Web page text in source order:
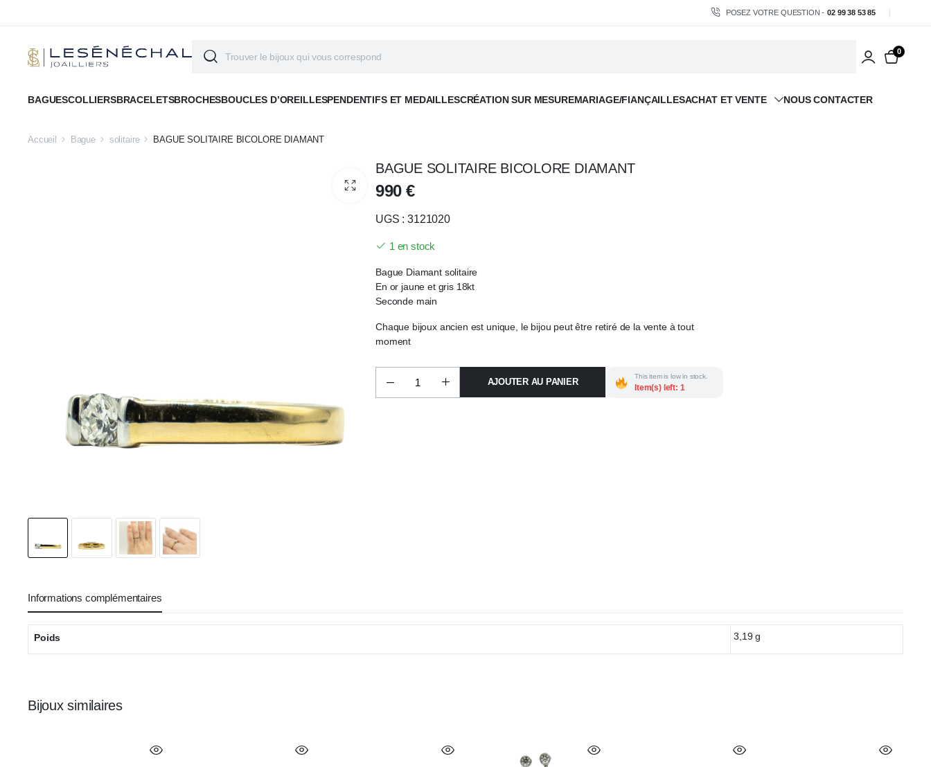
POSEZ VOTRE QUESTION - 02 99 38 53 85
0
BAGUESCOLLIERSBRACELETSBROCHESBOUCLES D’OREILLESPENDENTIFS ET MEDAILLESCRÉATION SUR MESUREMARIAGE/FIANÇAILLESACHAT ET VENTE NOUS CONTACTER
Accueil Bague solitaire BAGUE SOLITAIRE BICOLORE DIAMANT
BAGUE SOLITAIRE BICOLORE DIAMANT
990€
UGS : 3121020
1 en stock
Bague Diamant solitaire
En or jaune et gris 18kt
Seconde main
Chaque bijoux ancien est unique, le bijou peut être retiré de la vente à tout
moment
AJOUTER AU PANIER
This item is low in stock.
Item(s) left: 1
Informations complémentaires
Poids 3,19 g
Bijoux similaires